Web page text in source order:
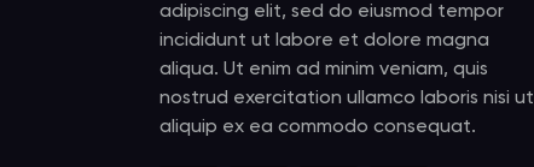
adipiscing elit, sed do eiusmod tempor
incididunt ut labore et dolore magna
aliqua. Ut enim ad minim veniam, quis
nostrud exercitation ullamco laboris nisi ut
aliquip ex ea commodo consequat.